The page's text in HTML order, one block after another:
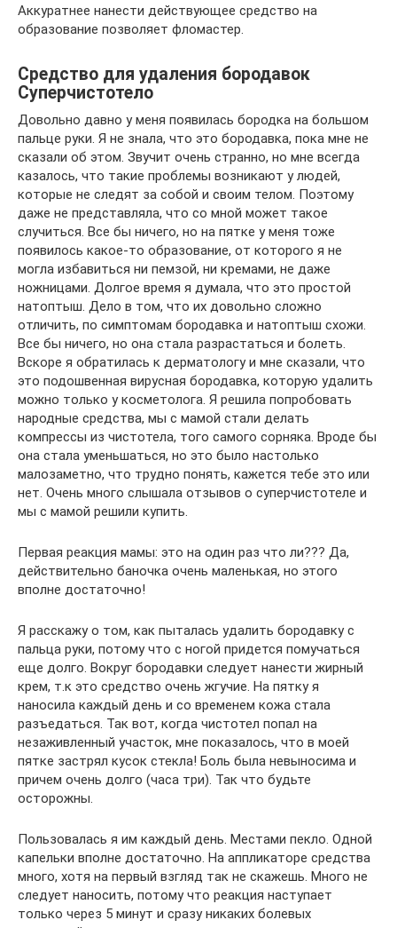
Аккуратнее нанести действующее средство на
образование позволяет фломастер.
Средство для удаления бородавок
Суперчистотело
Довольно давно у меня появилась бородка на большом
пальце руки. Я не знала, что это бородавка, пока мне не
сказали об этом. Звучит очень странно, но мне всегда
казалось, что такие проблемы возникают у людей,
которые не следят за собой и своим телом. Поэтому
даже не представляла, что со мной может такое
случиться. Все бы ничего, но на пятке у меня тоже
появилось какое-то образование, от которого я не
могла избавиться ни пемзой, ни кремами, не даже
ножницами. Долгое время я думала, что это простой
натоптыш. Дело в том, что их довольно сложно
отличить, по симптомам бородавка и натоптыш схожи.
Все бы ничего, но она стала разрастаться и болеть.
Вскоре я обратилась к дерматологу и мне сказали, что
это подошвенная вирусная бородавка, которую удалить
можно только у косметолога. Я решила попробовать
народные средства, мы с мамой стали делать
компрессы из чистотела, того самого сорняка. Вроде бы
она стала уменьшаться, но это было настолько
малозаметно, что трудно понять, кажется тебе это или
нет. Очень много слышала отзывов о суперчистотеле и
мы с мамой решили купить.
Первая реакция мамы: это на один раз что ли??? Да,
действительно баночка очень маленькая, но этого
вполне достаточно!
Я расскажу о том, как пыталась удалить бородавку с
пальца руки, потому что с ногой придется помучаться
еще долго. Вокруг бородавки следует нанести жирный
крем, т.к это средство очень жгучие. На пятку я
наносила каждый день и со временем кожа стала
разъедаться. Так вот, когда чистотел попал на
незаживленный участок, мне показалось, что в моей
пятке застрял кусок стекла! Боль была невыносима и
причем очень долго (часа три). Так что будьте
осторожны.
Пользовалась я им каждый день. Местами пекло. Одной
капельки вполне достаточно. На аппликаторе средства
много, хотя на первый взгляд так не скажешь. Много не
следует наносить, потому что реакция наступает
только через 5 минут и сразу никаких болевых